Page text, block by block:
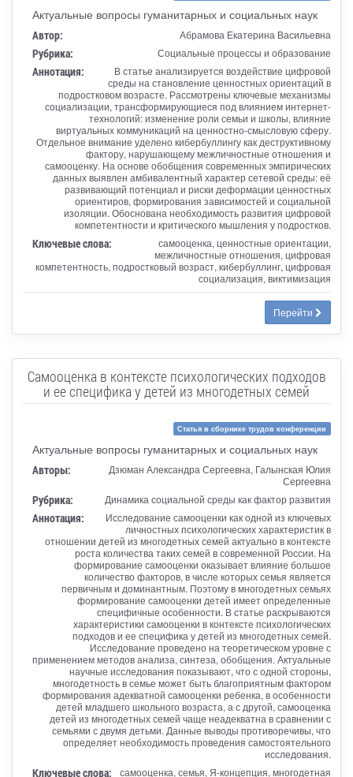
Актуальные вопросы гуманитарных и социальных наук
Автор: Абрамова Екатерина Васильевна
Рубрика: Социальные процессы и образование
Аннотация:
В статье анализируется воздействие цифровой
среды на становление ценностных ориентаций в
подростковом возрасте. Рассмотрены ключевые механизмы
социализации, трансформирующиеся под влиянием интернет-
технологий: изменение роли семьи и школы, влияние
виртуальных коммуникаций на ценностно-смысловую сферу.
Отдельное внимание уделено кибербуллингу как деструктивному
фактору, нарушающему межличностные отношения и
самооценку. На основе обобщения современных эмпирических
данных выявлен амбивалентный характер сетевой среды: её
развивающий потенциал и риски деформации ценностных
ориентиров, формирования зависимостей и социальной
изоляции. Обоснована необходимость развития цифровой
компетентности и критического мышления у подростков.
Ключевые слова:
самооценка, ценностные ориентации,
межличностные отношения, цифровая
компетентность, подростковый возраст, кибербуллинг, цифровая
социализация, виктимизация
Перейти
Самооценка в контексте психологических подходов
и ее специфика у детей из многодетных семей
Статья в сборнике трудов конференции
Актуальные вопросы гуманитарных и социальных наук
Авторы:
Дзюман Александра Сергеевна, Галынская Юлия
Сергеевна
Рубрика: Динамика социальной среды как фактор развития
Аннотация:
Исследование самооценки как одной из ключевых
личностных психологических характеристик в
отношении детей из многодетных семей актуально в контексте
роста количества таких семей в современной России. На
формирование самооценки оказывает влияние большое
количество факторов, в числе которых семья является
первичным и доминантным. Поэтому в многодетных семьях
формирование самооценки детей имеет определенные
специфичные особенности. В статье раскрываются
характеристики самооценки в контексте психологических
подходов и ее специфика у детей из многодетных семей.
Исследование проведено на теоретическом уровне с
применением методов анализа, синтеза, обобщения. Актуальные
научные исследования показывают, что с одной стороны,
многодетность в семье может быть благоприятным фактором
формирования адекватной самооценки ребенка, в особенности
детей младшего школьного возраста, а с другой, самооценка
детей из многодетных семей чаще неадекватна в сравнении с
семьями с двумя детьми. Данные выводы противоречивы, что
определяет необходимость проведения самостоятельного
исследования.
Ключевые слова:
самооценка, семья, Я-концепция, многодетная